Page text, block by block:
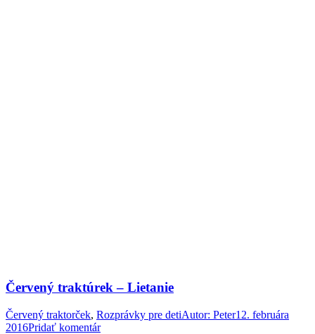
Červený traktúrek – Lietanie
Červený traktorček, Rozprávky pre detiAutor: Peter12. februára
2016Pridať komentár